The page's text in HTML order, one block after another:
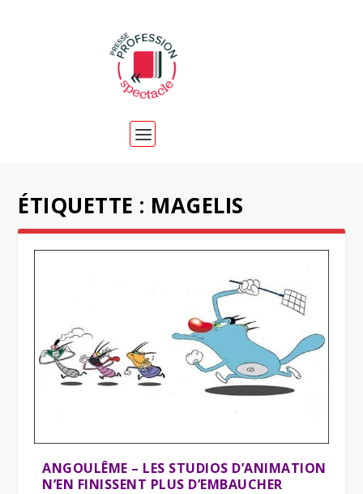
ÉTIQUETTE : MAGELIS
ANGOULÊME – LES STUDIOS D’ANIMATION
N’EN FINISSENT PLUS D’EMBAUCHER